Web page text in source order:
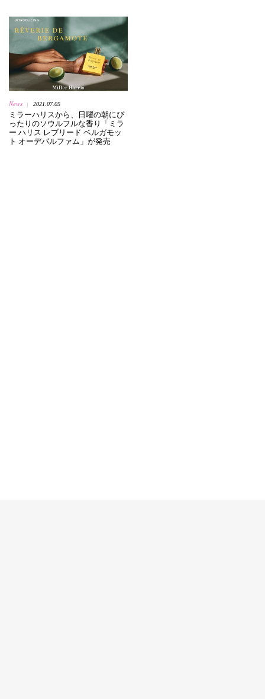
News 2021.07.05
ミラーハリスから、日曜の朝にぴ
ったりのソウルフルな香り「ミラ
ー ハリス レブリード ベルガモッ
ト オーデパルファム」が発売